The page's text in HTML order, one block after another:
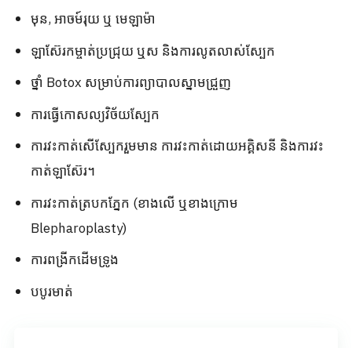
មុន, អាចម៍រុយ ឬ មេឡាម៉ា
ឡាស៊ែរ​កម្ចាត់​ប្រជ្រុយ ឬស និង​ការលូតលាស់​ស្បែក
ថ្នាំ Botox សម្រាប់ការព្យាបាលស្នាមជ្រួញ
ការធ្វើកោសល្យវិច័យស្បែក
ការវះកាត់សើស្បែករួមមាន ការវះកាត់ដោយអគ្គិសនី និងការវះ
កាត់ឡាស៊ែរ។
ការវះកាត់ត្របកភ្នែក (ខាងលើ ឬខាងក្រោម
Blepharoplasty)
ការពង្រីកដើមទ្រូង
បបូរមាត់